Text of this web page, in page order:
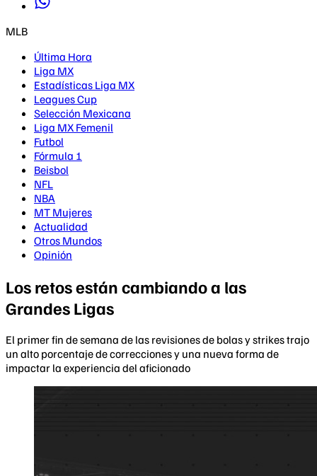
MLB
Última Hora
Liga MX
Estadísticas Liga MX
Leagues Cup
Selección Mexicana
Liga MX Femenil
Futbol
Fórmula 1
Beisbol
NFL
NBA
MT Mujeres
Actualidad
Otros Mundos
Opinión
Los retos están cambiando a las
Grandes Ligas
El primer fin de semana de las revisiones de bolas y strikes trajo
un alto porcentaje de correcciones y una nueva forma de
impactar la experiencia del aficionado